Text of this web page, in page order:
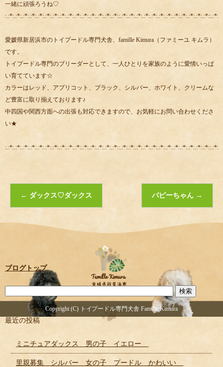
一緒に頑張ろうね♡
:.:*:.:*:.:*:.:*:.:*:.:*:.:*:.:*:.:*:.:*:.:*:.:*:.:*:.:*:.:*::.:*:.:*:.:*:.:*:.:*:.:*:.:*:.:*:.:*:.:*:.:*:.:*::.:*:.:
愛媛県新居浜市のトイプードル専門犬舎、famille Kimura（ファミーユ キムラ）
です。
トイプードル専門のブリーダーとして、一人ひとりを家族のように愛情いっぱ
い育てています☆
カラーはレッド、アプリコット、ブラック、シルバー、ホワイト、クリームな
ど豊富に取り揃えております♪
中四国や関西方面への出張も対応できますので、お気軽にお問い合わせくださ
い★
:.:*:.:*:.:*:.:*:.:*:.:*:.:*:.:*:.:*:.:*:.:*:.:*:.:*:.:*:.:*::.:*:.:*:.:*:.:*:.:*:.:*:.:*:.:*:.:*:.:*:.:*:.:*::.:*:.:
← ダックス♡ダックス パピーちゃん →
Copyright (C) トイプードル専門犬舎 Famille Kimura
ブログトップ
最近の投稿
ミニチュアダックス 男の子 イエロー
里親募集 シルバー 女の子 プードル かわいい